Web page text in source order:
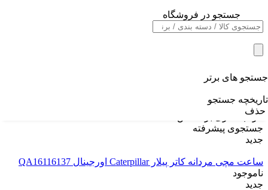
جستجو در فروشگاه
جستجو های برتر
تاریخچه جستجو
حذف
خانه /
Caterpillar | کاترپیلار
مرتب سازی بر اساس
جستجوی پیشرفته
جدید
ساعت مچی مردانه کاتر پیلار Caterpillar اورجینال QA16116137
ناموجود
جدید
فیلتر بازه قیمتی
از
تا
اعمال محدوده قیمت